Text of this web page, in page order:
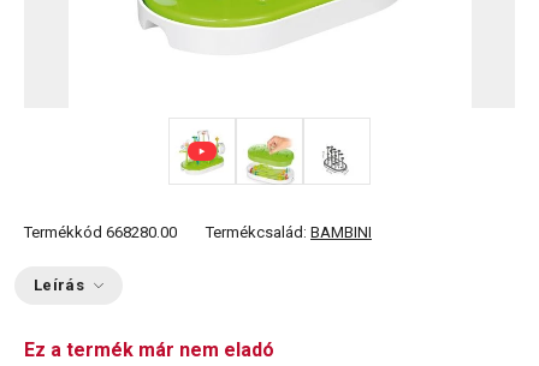
Termékkód 668280.00 Termékcsalád: BAMBINI
Leírás
Ez a termék már nem eladó